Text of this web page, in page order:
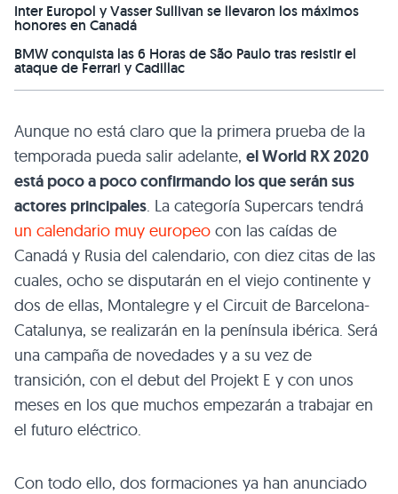
Inter Europol y Vasser Sullivan se llevaron los máximos
honores en Canadá
BMW conquista las 6 Horas de São Paulo tras resistir el
ataque de Ferrari y Cadillac
Aunque no está claro que la primera prueba de la
temporada pueda salir adelante, el World RX 2020
está poco a poco confirmando los que serán sus
actores principales . La categoría Supercars tendrá
un calendario muy europeo con las caídas de
Canadá y Rusia del calendario, con diez citas de las
cuales, ocho se disputarán en el viejo continente y
dos de ellas, Montalegre y el Circuit de Barcelona-
Catalunya, se realizarán en la península ibérica. Será
una campaña de novedades y a su vez de
transición, con el debut del Projekt E y con unos
meses en los que muchos empezarán a trabajar en
el futuro eléctrico.
Con todo ello, dos formaciones ya han anunciado